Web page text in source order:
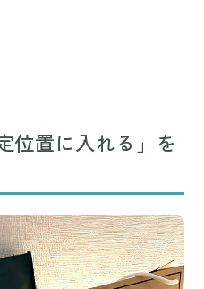
位置に入れる」を